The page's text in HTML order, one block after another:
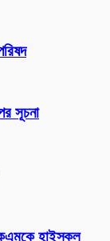
সূচনা
হাইস্কুল